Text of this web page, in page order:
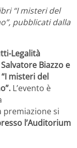
“I misteri del
pubblicati dalla
Legalità
Salvatore Biazzo e
“I misteri del
L’evento è
premiazione si
l’Auditorium